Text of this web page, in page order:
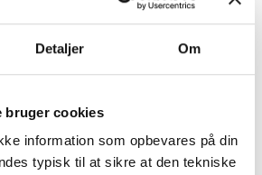
Detaljer Om
bruger cookies
information som opbevares på din
typisk til at sikre at den tekniske